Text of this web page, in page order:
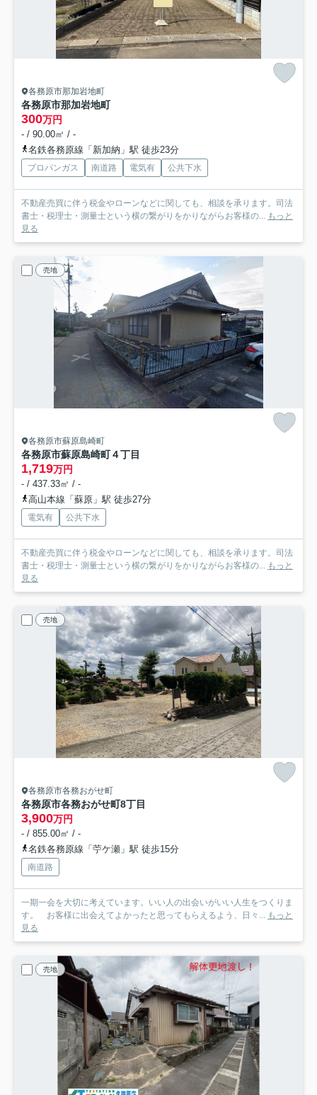
各務原市那加岩地町
各務原市那加岩地町
300万円
- / 90.00㎡ / -
名鉄各務原線「新加納」駅 徒歩23分
プロパンガス 南道路 電気有 公共下水
不動産売買に伴う税金やローンなどに関しても、相談を承ります。司法
書士・税理士・測量士という横の繋がりをかりながらお客様の... もっと
見る
売地
各務原市蘇原島崎町
各務原市蘇原島崎町４丁目
1,719万円
- / 437.33㎡ / -
高山本線「蘇原」駅 徒歩27分
電気有 公共下水
不動産売買に伴う税金やローンなどに関しても、相談を承ります。司法
書士・税理士・測量士という横の繋がりをかりながらお客様の... もっと
見る
売地
各務原市各務おがせ町
各務原市各務おがせ町8丁目
3,900万円
- / 855.00㎡ / -
名鉄各務原線「苧ケ瀬」駅 徒歩15分
南道路
一期一会を大切に考えています。いい人の出会いがいい人生をつくりま
す。 お客様に出会えてよかったと思ってもらえるよう、日々... もっと
見る
売地